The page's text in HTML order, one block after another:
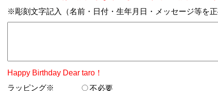
※彫刻文字記入（名前・日付・生年月日・メッセージ等
Happy Birthday Dear taro！
ラッピング※
不必要